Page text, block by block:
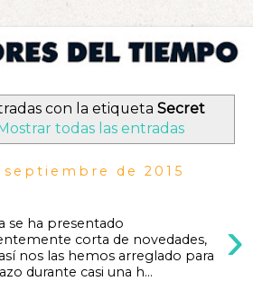
con la etiqueta Secret
todas las entradas
de 2015
›
se ha presentado
corta de novedades,
nos las hemos arreglado para
durante casi una h...